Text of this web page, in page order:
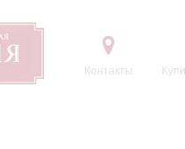
Контакты